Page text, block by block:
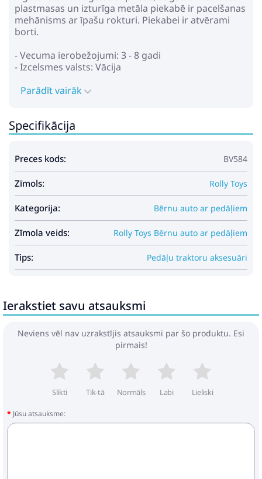
plastmasas un izturīga metāla piekabē ir pacelšanas
mehānisms ar īpašu rokturi. Piekabei ir atvērami
borti.
- Vecuma ierobežojumi: 3 - 8 gadi
- Izcelsmes valsts: Vācija
Parādīt vairāk
Specifikācija
Preces kods: BV584
Zīmols: Rolly Toys
Kategorija: Bērnu auto ar pedāļiem
Zīmola veids: Rolly Toys Bērnu auto ar pedāļiem
Tips: Pedāļu traktoru aksesuāri
Ierakstiet savu atsauksmi
Neviens vēl nav uzrakstījis atsauksmi par šo produktu. Esi
pirmais!
Slikti Tik-tā Normāls Labi Lieliski
Jūsu atsauksme: